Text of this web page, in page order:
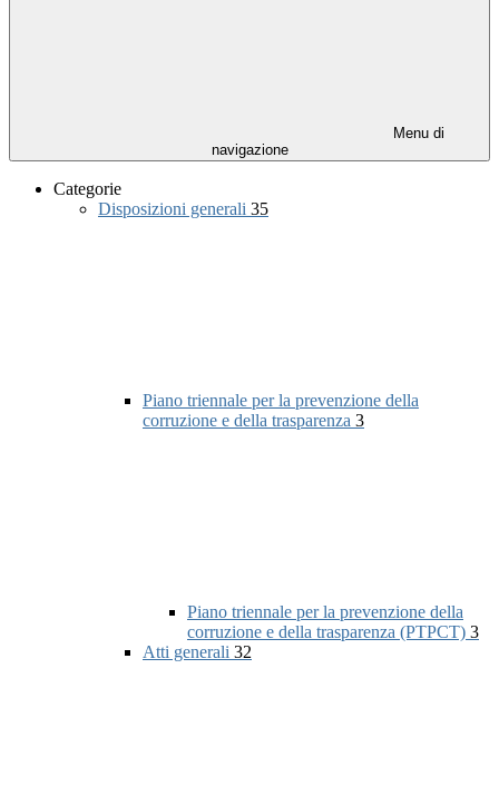
Menu di
navigazione
Categorie
Disposizioni generali 35
Piano triennale per la prevenzione della
corruzione e della trasparenza 3
Piano triennale per la prevenzione della
corruzione e della trasparenza (PTPCT) 3
Atti generali 32